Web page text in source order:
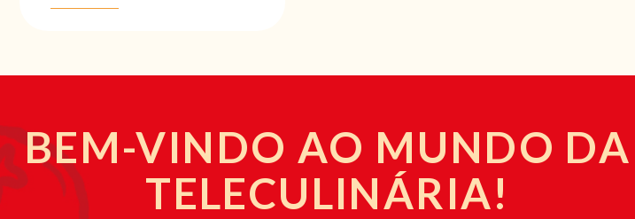
BEM-VINDO AO MUNDO DA
TELECULINÁRIA!